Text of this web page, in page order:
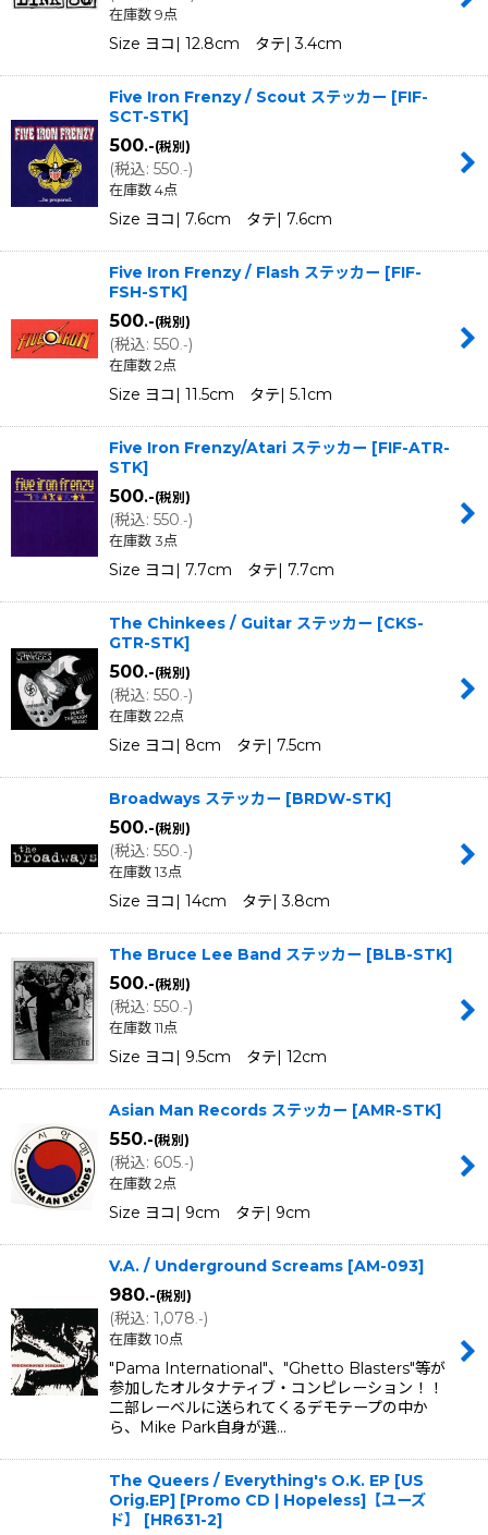
在庫数 9点
Size ヨコ| 12.8cm タテ| 3.4cm
Five Iron Frenzy / Scout ステッカー [FIF-
SCT-STK]
500.-(税別)
(税込: 550 .-)
在庫数 4点
Size ヨコ| 7.6cm タテ| 7.6cm
Five Iron Frenzy / Flash ステッカー [FIF-
FSH-STK]
500.-(税別)
(税込: 550 .-)
在庫数 2点
Size ヨコ| 11.5cm タテ| 5.1cm
Five Iron Frenzy/Atari ステッカー [FIF-ATR-
STK]
500.-(税別)
(税込: 550 .-)
在庫数 3点
Size ヨコ| 7.7cm タテ| 7.7cm
The Chinkees / Guitar ステッカー [CKS-
GTR-STK]
500.-(税別)
(税込: 550 .-)
在庫数 22点
Size ヨコ| 8cm タテ| 7.5cm
Broadways ステッカー [BRDW-STK]
500.-(税別)
(税込: 550 .-)
在庫数 13点
Size ヨコ| 14cm タテ| 3.8cm
The Bruce Lee Band ステッカー [BLB-STK]
500.-(税別)
(税込: 550 .-)
在庫数 11点
Size ヨコ| 9.5cm タテ| 12cm
Asian Man Records ステッカー [AMR-STK]
550.-(税別)
(税込: 605 .-)
在庫数 2点
Size ヨコ| 9cm タテ| 9cm
V.A. / Underground Screams [AM-093]
980.-(税別)
(税込: 1,078 .-)
在庫数 10点
"Pama International"、"Ghetto Blasters"等が
参加したオルタナティブ・コンピレーション！！
二部レーベルに送られてくるデモテープの中か
ら、Mike Park自身が選…
The Queers / Everything's O.K. EP [US
Orig.EP] [Promo CD | Hopeless]【ユーズ
ド】
[HR631-2]